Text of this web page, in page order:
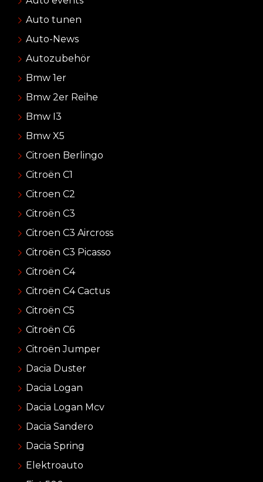
Auto tunen
Auto-News
Autozubehör
Bmw 1er
Bmw 2er Reihe
Bmw I3
Bmw X5
Citroen Berlingo
Citroën C1
Citroen C2
Citroën C3
Citroen C3 Aircross
Citroën C3 Picasso
Citroën C4
Citroën C4 Cactus
Citroën C5
Citroën C6
Citroën Jumper
Dacia Duster
Dacia Logan
Dacia Logan Mcv
Dacia Sandero
Dacia Spring
Elektroauto